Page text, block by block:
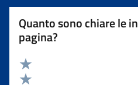
Quanto sono chiare le
pagina?
Valuta 5 stelle su 5